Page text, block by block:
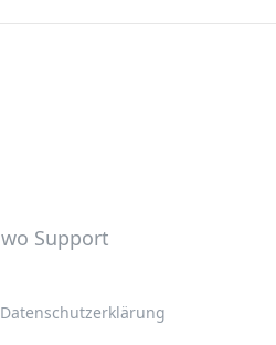
Datenschutzerklärung